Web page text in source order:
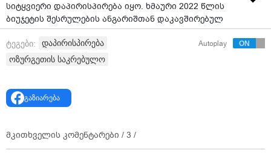
სიტყვიერი დაპირისპირება იყო. ხმაური 2022 წლის
ბიუჯეტის შესრულების ანგარიშთან დაკავშირებულ
საკითხს მოჰყვა.
„ერთიანი ნაციონალური მოძრაობის“ წევრმა თათია
ნიკოლაშვილმა ბიუჯეტის შესრულება გააკრიტიკა და
გასული წლის ბიუჯეტის მხოლოდ 72 პროცენტია
შესრულებული, მათ შორის ინფრასტრუქტურის ნაწილი
ადმინისტრაციული ხარჯები, ანუ ხელფასების ნაწილი
მუნიციპალიტეტმა 92 პროცენტით აითვისა.
ტეგები:
დაპირისპირება
ოზურგეთის საკრებულო
Autoplay
გაზიარება
მკითხველის კომენტარები / 3 /